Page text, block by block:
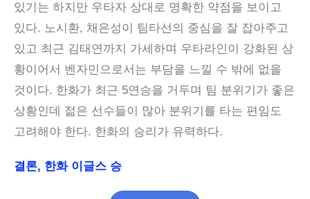
있기는 하지만 우타자 상대로 명확한 약점을 보이고
있다. 노시환, 채은성이 팀타선의 중심을 잘 잡아주고
있고 최근 김태연까지 가세하며 우타라인이 강화된 상
황이어서 벤자민으로서는 부담을 느낄 수 밖에 없을
것이다. 한화가 최근 5연승을 거두며 팀 분위기가 좋은
상황인데 젊은 선수들이 많아 분위기를 타는 편임도
고려해야 한다. 한화의 승리가 유력하다.
결론, 한화 이글스 승